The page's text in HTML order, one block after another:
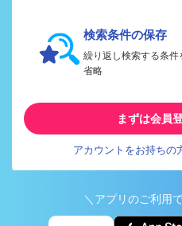
検索条件の保存
繰り返し検索する条
省略
まずは会員
アカウントをお持ちの
＼アプリのご利用